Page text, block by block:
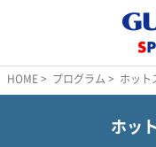
HOME> プログラム > ホット
ホッ